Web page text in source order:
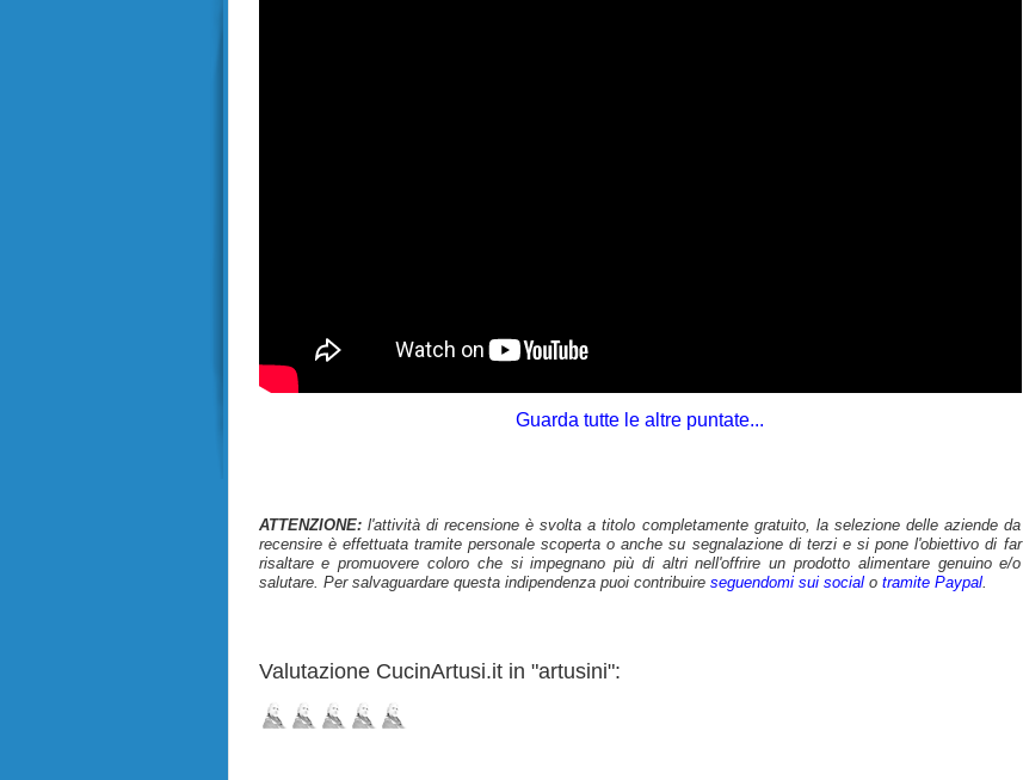
Guarda tutte le altre puntate...
ATTENZIONE:l'attività di recensione è svolta a titolo completamente gratuito, la selezione delle aziende da
recensire è effettuata tramite personale scoperta o anche su segnalazione di terzi e si pone l'obiettivo di far
risaltare e promuovere coloro che si impegnano più di altri nell'offrire un prodotto alimentare genuino e/o
salutare. Per salvaguardare questa indipendenza puoi contribuire seguendomi sui socialo tramite Paypal.
Valutazione CucinArtusi.it in "artusini":